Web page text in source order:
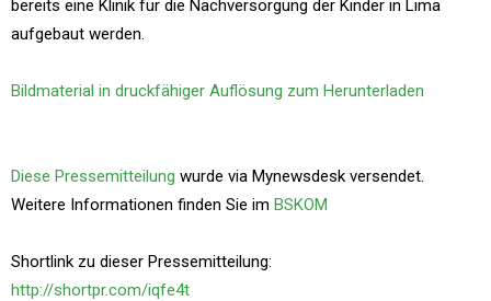
bereits eine Klinik für die Nachversorgung der Kinder in Lima
aufgebaut werden.
Bildmaterial in druckfähiger Auflösung zum Herunterladen
Diese Pressemitteilung wurde via Mynewsdesk versendet.
Weitere Informationen finden Sie im BSKOM
Shortlink zu dieser Pressemitteilung:
http://shortpr.com/iqfe4t